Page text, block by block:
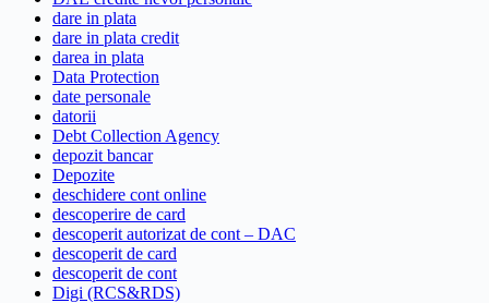
dare in plata
dare in plata credit
darea in plata
Data Protection
date personale
datorii
Debt Collection Agency
depozit bancar
Depozite
deschidere cont online
descoperire de card
descoperit autorizat de cont – DAC
descoperit de card
descoperit de cont
Digi (RCS&RDS)